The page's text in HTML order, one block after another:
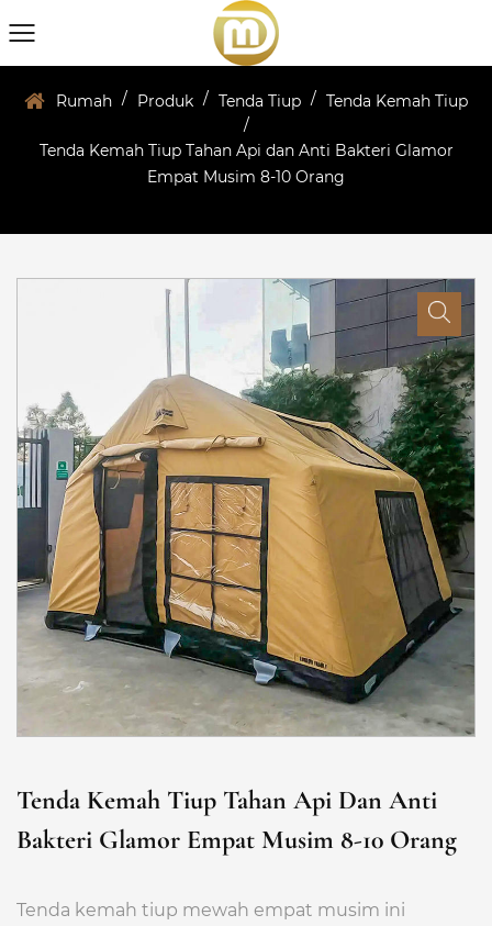
Rumah / Produk / Tenda Tiup / Tenda Kemah Tiup
/
Tenda Kemah Tiup Tahan Api dan Anti Bakteri Glamor
Empat Musim 8-10 Orang
Tenda Kemah Tiup Tahan Api Dan Anti
Bakteri Glamor Empat Musim 8-10 Orang
Tenda kemah tiup mewah empat musim ini